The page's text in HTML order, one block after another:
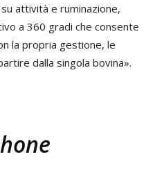
attività e ruminazione,
a 360 gradi che consente
la propria gestione, le
dalla singola bovina».